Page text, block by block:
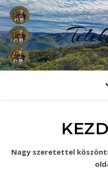
Nagy szeretettel köszöntünk a Teleki Pál emléktúrák